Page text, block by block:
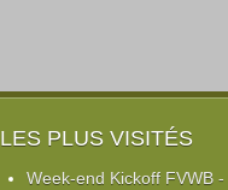
LES PLUS VISITÉS
Week-end Kickoff FVWB